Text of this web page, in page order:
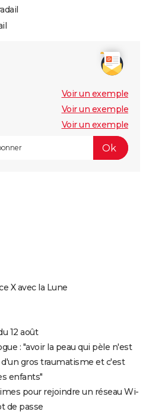
Voir un exemple
Voir un exemple
Voir un exemple
X avec la Lune
12 août
: "avoir la peau qui pèle n'est
gros traumatisme et c'est
enfants"
pour rejoindre un réseau Wi-
de passe